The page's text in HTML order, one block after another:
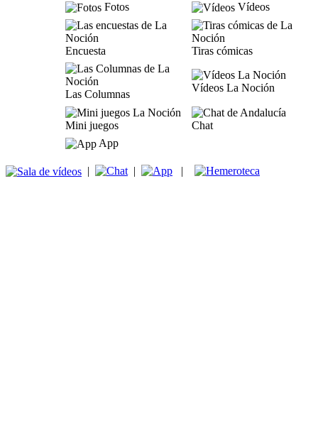
Fotos
Vídeos
Encuesta Tiras cómicas
Las Columnas
Vídeos La Noción
Mini juegos
Chat
App
| | |